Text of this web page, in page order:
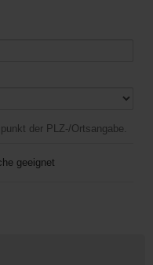
der PLZ-/Ortsangabe.
geeignet